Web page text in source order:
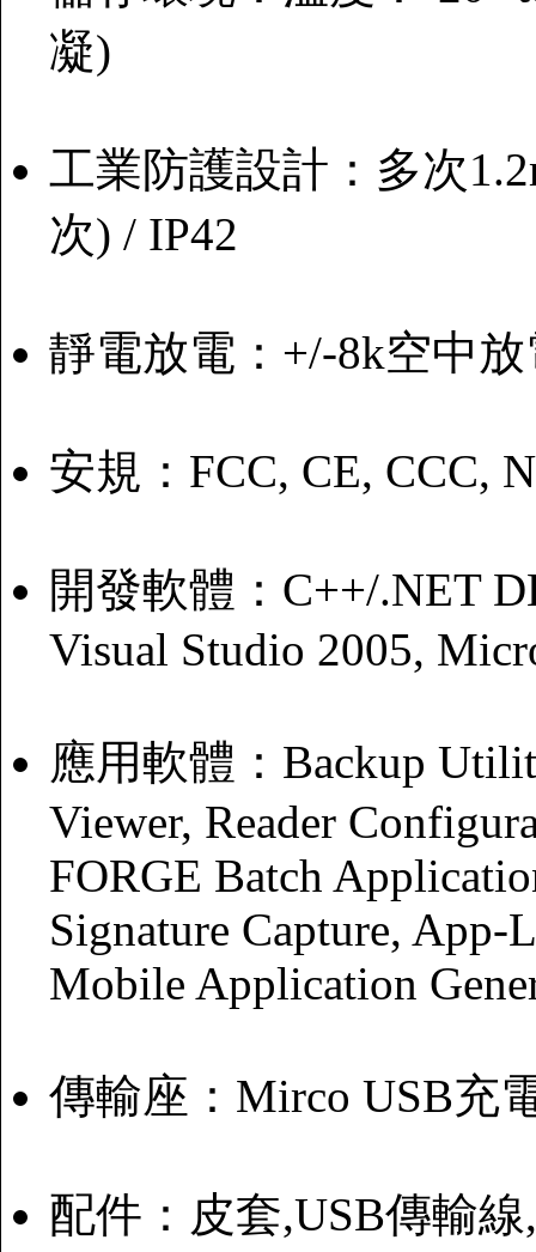
凝)
工業防護設計：多次
次) / IP42
靜電放電：+/-8k空中
安規：FCC, CE, CCC,
開發軟體：C++/.NET
Visual Studio 2005,
應用軟體：Backup
Viewer, Reader
FORGE Batch
Signature Capture,
Mobile Application
傳輸座：Mirco USB充
配件：皮套,USB傳輸